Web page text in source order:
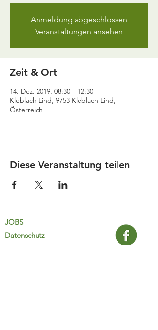
Anmeldung abgeschlossen
Veranstaltungen ansehen
Zeit & Ort
14. Dez. 2019, 08:30 – 12:30
Kleblach Lind, 9753 Kleblach Lind,
Österreich
Diese Veranstaltung teilen
JOBS
Datenschutz